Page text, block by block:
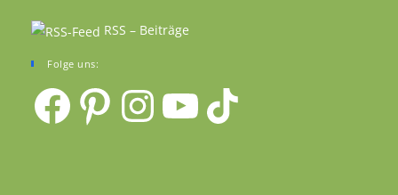
RSS – Beiträge
Folge uns:
FacebookPinterestInstagramYouTube TikTok